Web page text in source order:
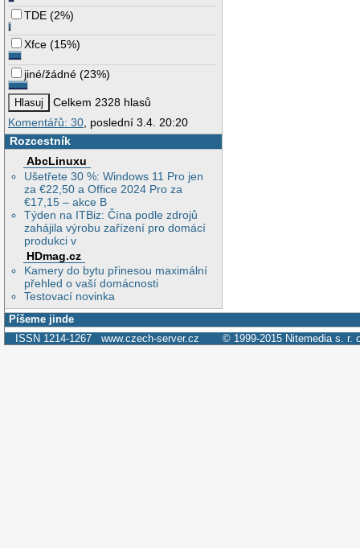
TDE (2%)
Xfce (15%)
jiné/žádné (23%)
Celkem 2328 hlasů
Komentářů: 30, poslední 3.4. 20:20
Rozcestník
AbcLinuxu
Ušetřete 30 %: Windows 11 Pro jen
za €22,50 a Office 2024 Pro za
€17,15 – akce B
Týden na ITBiz: Čína podle zdrojů
zahájila výrobu zařízení pro domácí
produkci v
HDmag.cz
Kamery do bytu přinesou maximální
přehled o vaší domácnosti
Testovací novinka
Píšeme jinde
ISSN 1214-1267 www.czech-server.cz © 1999-2015 Nitemedia s. r.